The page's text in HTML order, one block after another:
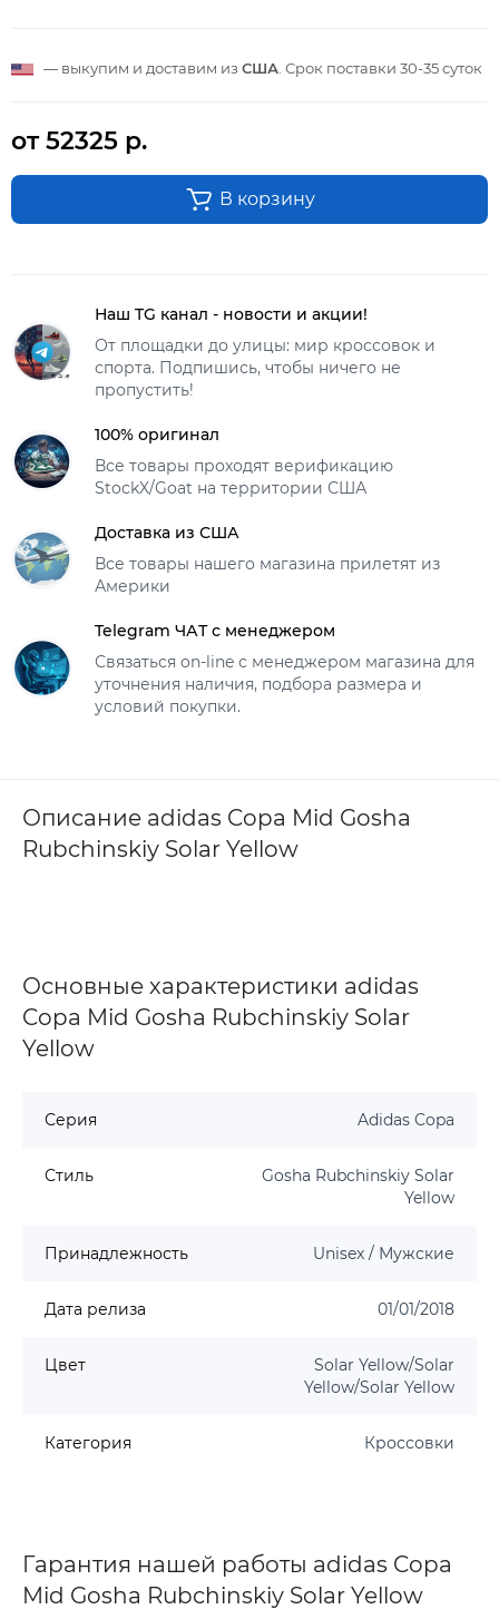
— выкупим и доставим из США . Срок поставки 30-35 суток
от 52325 р.
В корзину
Наш TG канал - новости и акции!
От площадки до улицы: мир кроссовок и
спорта. Подпишись, чтобы ничего не
пропустить!
100% оригинал
Все товары проходят верификацию
StockX/Goat на территории США
Доставка из США
Все товары нашего магазина прилетят из
Америки
Telegram ЧАТ с менеджером
Связаться on-line с менеджером магазина для
уточнения наличия, подбора размера и
условий покупки.
Описание adidas Copa Mid Gosha
Rubchinskiy Solar Yellow
Основные характеристики adidas
Copa Mid Gosha Rubchinskiy Solar
Yellow
Серия Adidas Copa
Стиль
Gosha Rubchinskiy Solar
Yellow
Принадлежность Unisex / Мужские
Дата релиза 01/01/2018
Цвет
Solar Yellow/Solar
Yellow/Solar Yellow
Категория Кроссовки
Гарантия нашей работы adidas Copa
Mid Gosha Rubchinskiy Solar Yellow